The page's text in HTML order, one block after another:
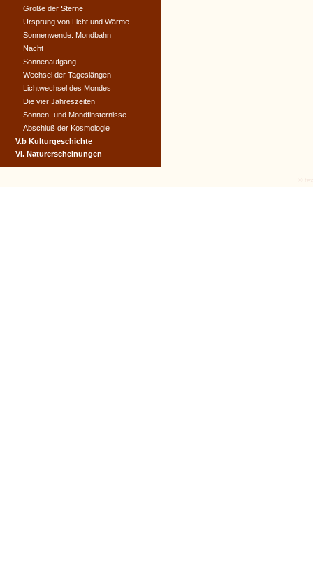
Größe der Sterne
Ursprung von Licht und Wärme
Sonnenwende. Mondbahn
Nacht
Sonnenaufgang
Wechsel der Tageslängen
Lichtwechsel des Mondes
Die vier Jahreszeiten
Sonnen- und Mondfinsternisse
Abschluß der Kosmologie
V.b Kulturgeschichte
VI. Naturerscheinungen